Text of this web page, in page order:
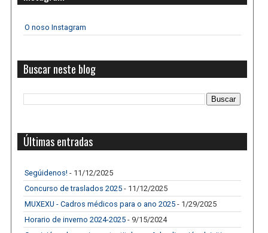
O noso Instagram
Buscar neste blog
Últimas entradas
Segúidenos! - 11/12/2025
Concurso de traslados 2025 - 11/12/2025
MUXEXU - Cadros médicos para o ano 2025 - 1/29/2025
Horario de inverno 2024-2025 - 9/15/2024